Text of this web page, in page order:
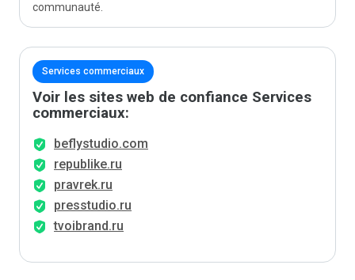
communauté.
Services commerciaux
Voir les sites web de confiance Services
commerciaux:
beflystudio.com
republike.ru
pravrek.ru
presstudio.ru
tvoibrand.ru